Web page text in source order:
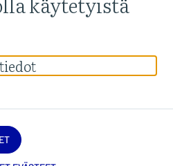
sekä
tai saavutettavuudesta.